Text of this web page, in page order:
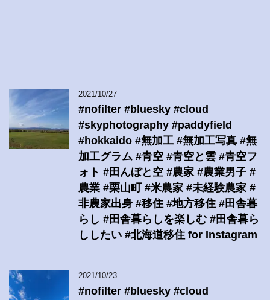
2021/10/27
#nofilter #bluesky #cloud
#skyphotography #paddyfield
#hokkaido #無加工 #無加工写真 #無
加工グラム #青空 #青空と雲 #青空フ
ォト #田んぼと空 #農家 #農業男子 #
農業 #栗山町 #米農家 #未経験農家 #
非農家出身 #移住 #地方移住 #田舎暮
らし #田舎暮らしを楽しむ #田舎暮ら
ししたい #北海道移住 for Instagram
2021/10/23
#nofilter #bluesky #cloud